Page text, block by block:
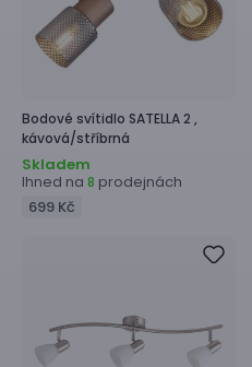
Bodové svítidlo SATELLA 2 ,
kávová/stříbrná
Skladem
Ihned na 8 prodejnách
699 Kč